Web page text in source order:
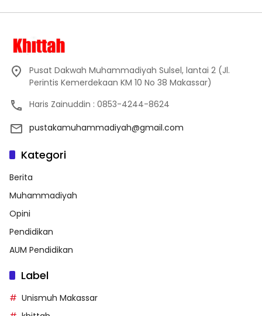
Pusat Dakwah Muhammadiyah Sulsel, lantai 2 (Jl.
Perintis Kemerdekaan KM 10 No 38 Makassar)
Haris Zainuddin : 0853-4244-8624
pustakamuhammadiyah@gmail.com
Kategori
Berita
Muhammadiyah
Opini
Pendidikan
AUM Pendidikan
Label
Unismuh Makassar